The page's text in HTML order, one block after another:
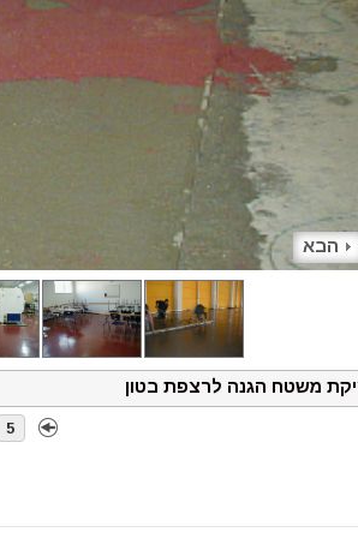
הבא
משטח הגנה לרצפת בטון
5